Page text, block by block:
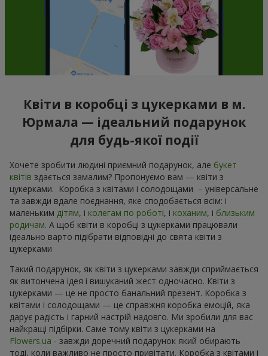
Квіти в коробці з цукерками в м.
Юрмала — ідеальний подарунок
для будь-якої події
Хочете зробити людині приємний подарунок, але букет
квітів здається замалим? Пропонуємо вам — квіти з
цукерками. Коробка з квітами і солодощами – універсальне
та завжди вдале поєднання, яке сподобається всім: і
маленьким дітям, і колегам по роботі, і коханим, і близьким
родичам. А щоб квіти в коробці з цукерками працювали
ідеально варто підібрати відповідні до свята квіти з
цукерками
Такий подарунок, як квіти з цукерками завжди сприймається
як витончена ідея і вишуканий жест одночасно. Квіти з
цукерками — це не просто банальний презент. Коробка з
квітами і солодощами — це справжня коробка емоцій, яка
дарує радість і гарний настрій надовго. Ми зробили для вас
найкращі підбірки. Саме тому квіти з цукерками на
Flowers.ua - завжди доречний подарунок який обирають
тоді, коли важливо не просто привітати. Коробка з квітами і